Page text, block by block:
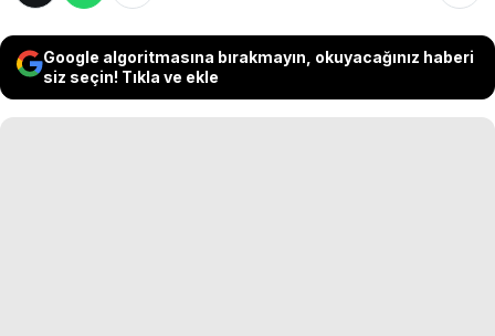
Google algoritmasına bırakmayın, okuyacağınız haberi
siz seçin! Tıkla ve ekle